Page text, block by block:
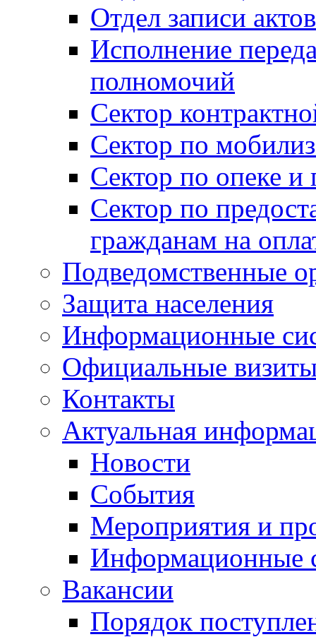
Отдел записи
Исполнение
полномочий
Сектор
Сектор по
Сектор по опеке и
Сектор по
гражданам на
Подведомственные
Защита населения
Информационные
Официальные
Контакты
Актуальная
Новости
События
Мероприятия и
Информационные
Вакансии
Порядок